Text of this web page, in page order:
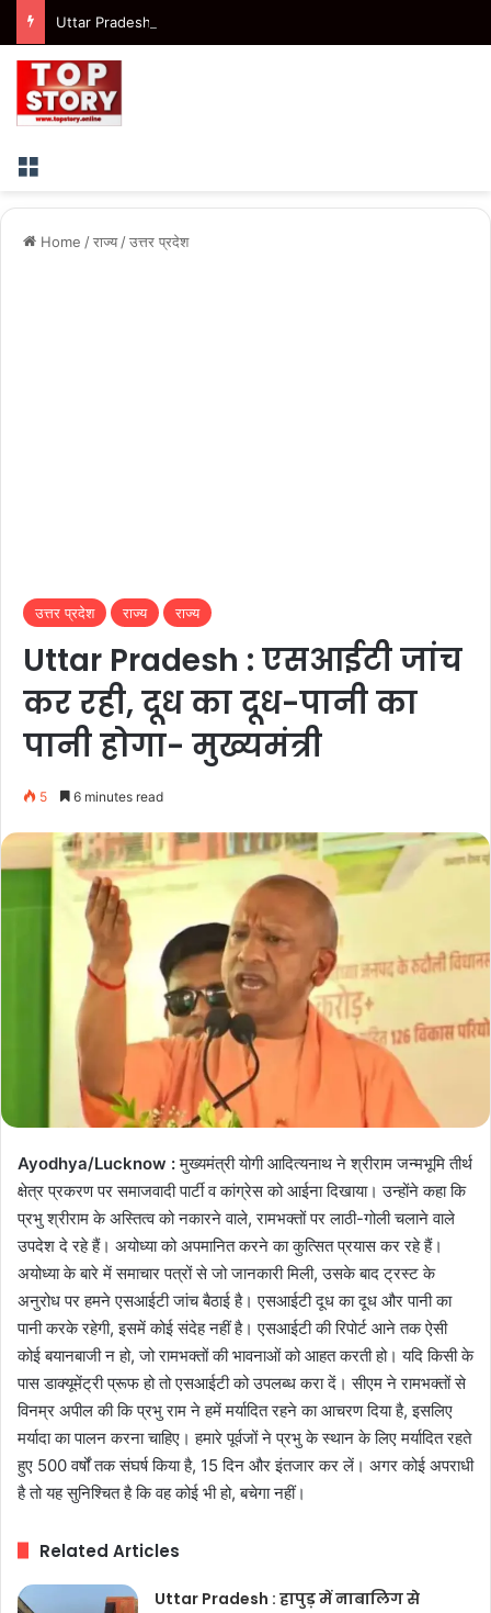
Menu
Home /राज्य /उत्तर प्रदेश
उत्तर प्रदेश राज्य राज्य
Uttar Pradesh : एसआईटी जांच
कर रही, दूध का दूध-पानी का
पानी होगा- मुख्यमंत्री
5 6 minutes read
Ayodhya/Lucknow :मुख्यमंत्री योगी आदित्यनाथ ने श्रीराम जन्मभूमि तीर्थ
क्षेत्र प्रकरण पर समाजवादी पार्टी व कांग्रेस को आईना दिखाया। उन्होंने कहा कि
प्रभु श्रीराम के अस्तित्व को नकारने वाले, रामभक्तों पर लाठी-गोली चलाने वाले
उपदेश दे रहे हैं। अयोध्या को अपमानित करने का कुत्सित प्रयास कर रहे हैं।
अयोध्या के बारे में समाचार पत्रों से जो जानकारी मिली, उसके बाद ट्रस्ट के
अनुरोध पर हमने एसआईटी जांच बैठाई है। एसआईटी दूध का दूध और पानी का
पानी करके रहेगी, इसमें कोई संदेह नहीं है। एसआईटी की रिपोर्ट आने तक ऐसी
कोई बयानबाजी न हो, जो रामभक्तों की भावनाओं को आहत करती हो। यदि किसी के
पास डाक्यूमेंट्री प्रूफ हो तो एसआईटी को उपलब्ध करा दें। सीएम ने रामभक्तों से
विनम्र अपील की कि प्रभु राम ने हमें मर्यादित रहने का आचरण दिया है, इसलिए
मर्यादा का पालन करना चाहिए। हमारे पूर्वजों ने प्रभु के स्थान के लिए मर्यादित रहते
हुए 500 वर्षों तक संघर्ष किया है, 15 दिन और इंतजार कर लें। अगर कोई अपराधी
है तो यह सुनिश्चित है कि वह कोई भी हो, बचेगा नहीं।
Related Articles
Uttar Pradesh : हापुड़ में नाबालिग से